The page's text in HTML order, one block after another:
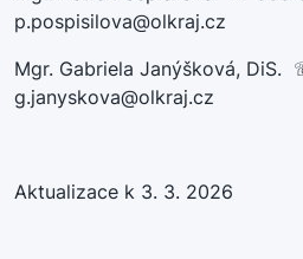
p.pospisilova@olkraj.cz
Mgr. Gabriela Janýšková,
g.janyskova@olkraj.cz
Aktualizace k 3. 3. 2026